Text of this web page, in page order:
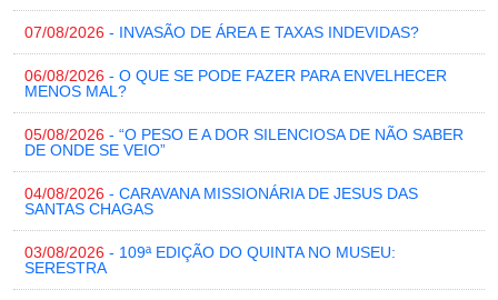
07/08/2026 - INVASÃO DE ÁREA E TAXAS INDEVIDAS?
06/08/2026 - O QUE SE PODE FAZER PARA ENVELHECER
MENOS MAL?
05/08/2026 - “O PESO E A DOR SILENCIOSA DE NÃO SABER
DE ONDE SE VEIO”
04/08/2026 - CARAVANA MISSIONÁRIA DE JESUS DAS
SANTAS CHAGAS
03/08/2026 - 109ª EDIÇÃO DO QUINTA NO MUSEU:
SERESTRA